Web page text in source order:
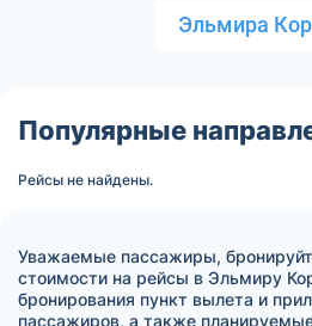
Эльмира
Популярные
Рейсы не найдены.
Уважаемые пассажиры,
стоимости на рейсы в Эльмиру
бронирования пункт вылета и
пассажиров, а также